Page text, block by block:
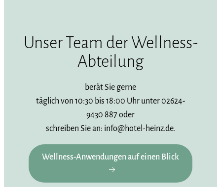
Unser Team der Wellness-
Abteilung
berät Sie gerne
täglich von 10:30 bis 18:00 Uhr unter 02624-
9430 887 oder
schreiben Sie an: info@hotel-heinz.de.
Wellness-Anwendungen auf einen Blick